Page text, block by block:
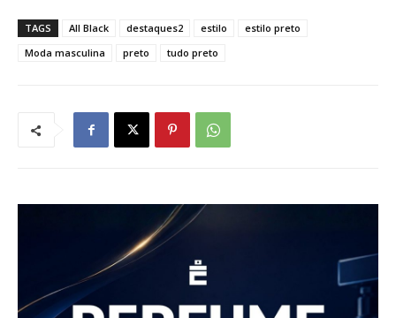
TAGS All Black destaques2 estilo
estilo preto
Moda masculina
preto tudo preto